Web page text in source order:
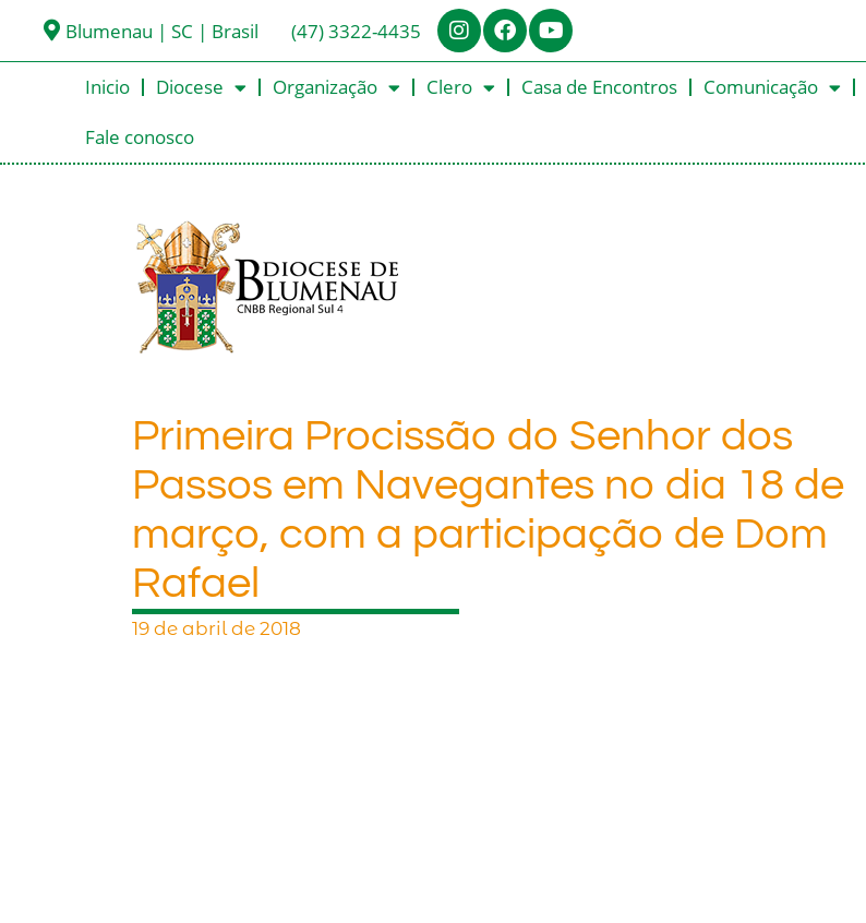
Blumenau | SC | Brasil (47) 3322-4435
Inicio Diocese Organização Clero Casa de Encontros Comunicação
Fale conosco
Primeira Procissão do Senhor dos
Passos em Navegantes no dia 18 de
março, com a participação de Dom
Rafael
19 de abril de 2018